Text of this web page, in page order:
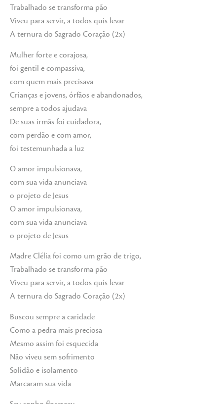
Trabalhado se transforma pão
Viveu para servir, a todos quis levar
A ternura do Sagrado Coração (2x)
Mulher forte e corajosa,
foi gentil e compassiva,
com quem mais precisava
Crianças e jovens, órfãos e abandonados,
sempre a todos ajudava
De suas irmãs foi cuidadora,
com perdão e com amor,
foi testemunhada a luz
O amor impulsionava,
com sua vida anunciava
o projeto de Jesus
O amor impulsionava,
com sua vida anunciava
o projeto de Jesus
Madre Clélia foi como um grão de trigo,
Trabalhado se transforma pão
Viveu para servir, a todos quis levar
A ternura do Sagrado Coração (2x)
Buscou sempre a caridade
Como a pedra mais preciosa
Mesmo assim foi esquecida
Não viveu sem sofrimento
Solidão e isolamento
Marcaram sua vida